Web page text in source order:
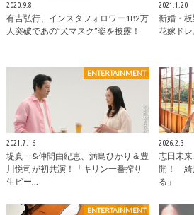
2020.9.8
有吉弘行、インスタフォロワー182万
人突破であの‟犬マスク”姿を披露！
2021.1.20
新婚・
花嫁ドレ
ENTERTAINMENT
2021.7.16
堤真一&仲間由紀恵、満島ひかり＆豊
川悦司が初共演！「キリン一番搾り
生ビー…
2026.2.3
志田未
開！「
る」
ENTERTAINMENT